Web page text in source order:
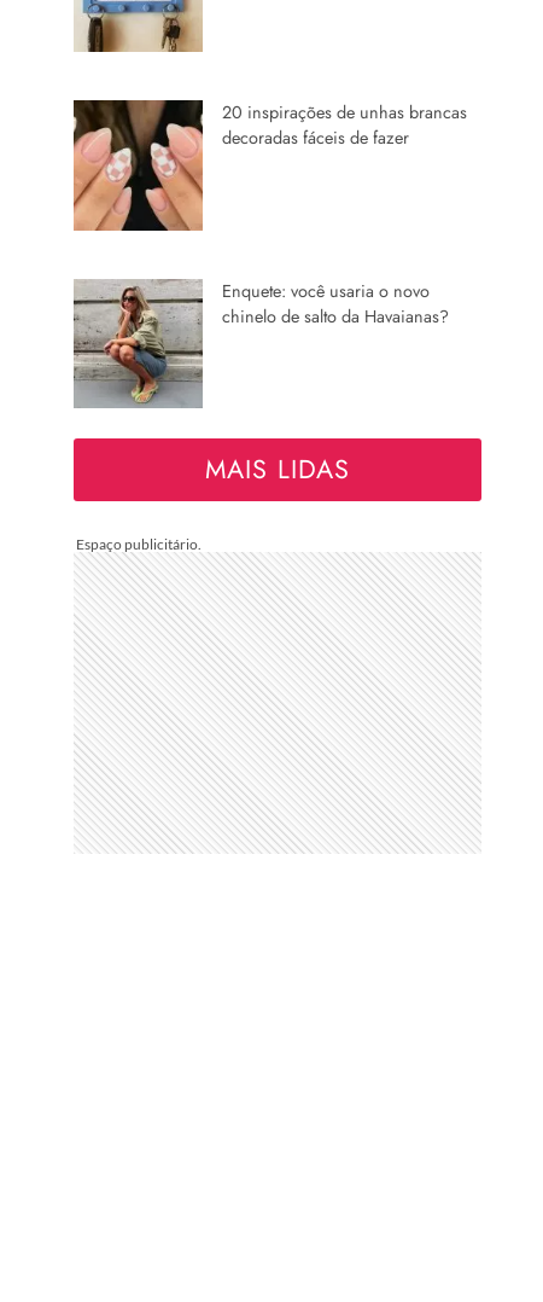
20 inspirações de unhas brancas
decoradas fáceis de fazer
Enquete: você usaria o novo
chinelo de salto da Havaianas?
MAIS LIDAS